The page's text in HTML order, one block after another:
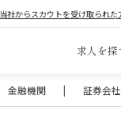
当社からスカウトを受け取られた
求人を探
金融機関 | 証券会社